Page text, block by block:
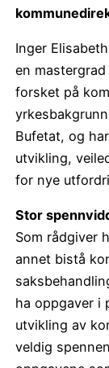
Inger
en
forsket på
Bufetat, og
utvikling,
for nye
Stor
Som rådgiver
annet bistå
ha oppgaver i
utvikling av
veldig